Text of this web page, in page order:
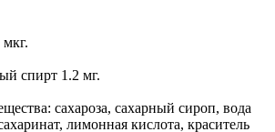
спирт 1.2 мг.
сахароза, сахарный сироп, вода
лимонная кислота, краситель